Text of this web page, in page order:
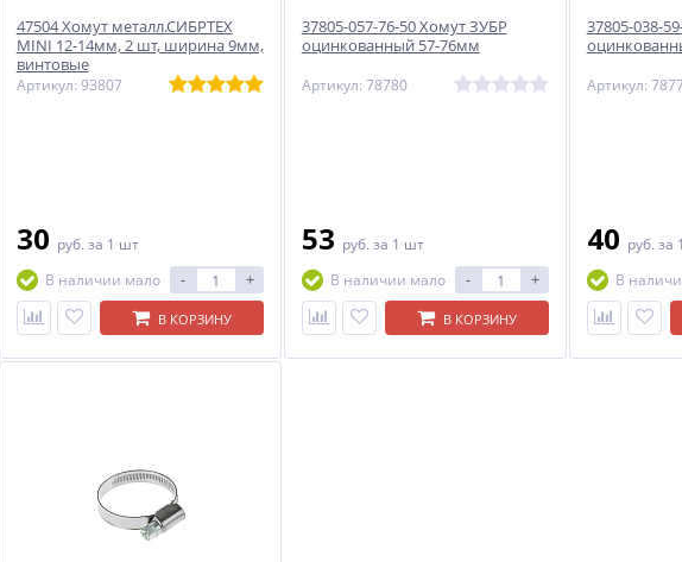
47504 Хомут металл.СИБРТЕХ
MINI 12-14мм, 2 шт, ширина 9мм,
винтовые
Артикул: 93807
30 руб. за 1 шт
В наличии мало
- +
В КОРЗИНУ
37805-057-76-50 Хомут ЗУБР
оцинкованный 57-76мм
Артикул: 78780
53 руб. за 1 шт
В наличии мало
- +
В КОРЗИНУ
37805-038-
Артикул:
40 руб. за
В